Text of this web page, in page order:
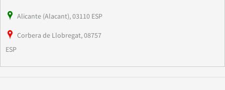
Alicante (Alacant), 03110 ESP
Corbera de Llobregat, 08757
ESP